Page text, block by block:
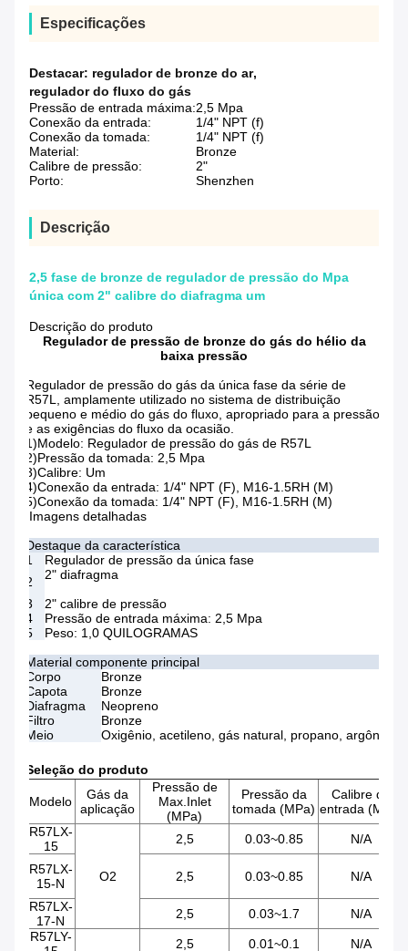
Especificações
Destacar: regulador de bronze do ar,
regulador do fluxo do gás
Pressão de entrada máxima:2,5 Mpa
Conexão da entrada:
1/4" NPT (f)
Conexão da tomada:
1/4" NPT (f)
Material:
Bronze
Calibre de pressão:
2"
Porto:
Shenzhen
Descrição
2,5 fase de bronze de regulador de pressão do Mpa
única com 2" calibre do diafragma um
Descrição do produto
Regulador de pressão de bronze do gás do hélio da
baixa pressão
Regulador de pressão do gás da única fase da série de
R57L, amplamente utilizado no sistema de distribuição
pequeno e médio do gás do fluxo, apropriado para a pressão
e as exigências do fluxo da ocasião.
1)Modelo: Regulador de pressão do gás de R57L
2)Pressão da tomada: 2,5 Mpa
3)Calibre: Um
4)Conexão da entrada: 1/4" NPT (F), M16-1.5RH (M)
5)Conexão da tomada: 1/4" NPT (F), M16-1.5RH (M)
Imagens detalhadas
Destaque da característica
1
Regulador de pressão da única fase
2
2" diafragma
3
2" calibre de pressão
4
Pressão de entrada máxima: 2,5 Mpa
5
Peso: 1,0 QUILOGRAMAS
Material componente principal
Corpo
Bronze
Capota
Bronze
Diafragma
Neopreno
Filtro
Bronze
Meio
Oxigênio, acetileno, gás natural, propano, argônio,
Seleção do produto
Modelo
Gás da
aplicação
Pressão de
Max.Inlet
(MPa)
Pressão da
tomada (MPa)
Calibre da
entrada (Mpa)
R57LX-
15
O2
2,5 0.03~0.85 N/A
R57LX-
15-N
2,5 0.03~0.85 N/A
R57LX-
17-N
2,5 0.03~1.7
N/A
R57LY-
2,5 0.01~0.1 N/A